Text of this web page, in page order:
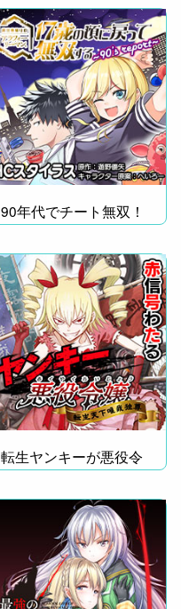
90年代でチート無双！
転生ヤンキーが悪役令
嬢に!?